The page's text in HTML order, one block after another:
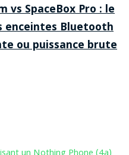
vs SpaceBox Pro : le
enceintes Bluetooth
ou puissance brute